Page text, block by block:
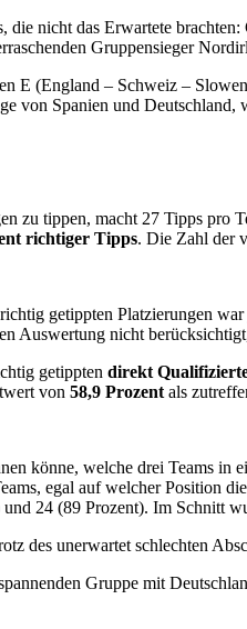
die nicht das Erwartete
Gruppensieger
E (England – Schweiz –
von Spanien und
zu tippen, macht 27 Tipps pro
richtiger Tipps. Die Zahl der
getippten Platzierungen
Auswertung nicht
getippten direkt
von 58,9 Prozent als
könne, welche drei Teams
egal auf welcher Position
24 (89 Prozent). Im Schnitt
des unerwartet schlechten
Gruppe mit